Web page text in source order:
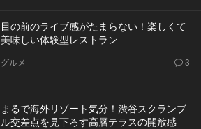
目の前のライブ感がたまらない！楽しくて
美味しい体験型レストラン
グルメ 3
まるで海外リゾート気分！渋谷スクランブ
ル交差点を見下ろす高層テラスの開放感